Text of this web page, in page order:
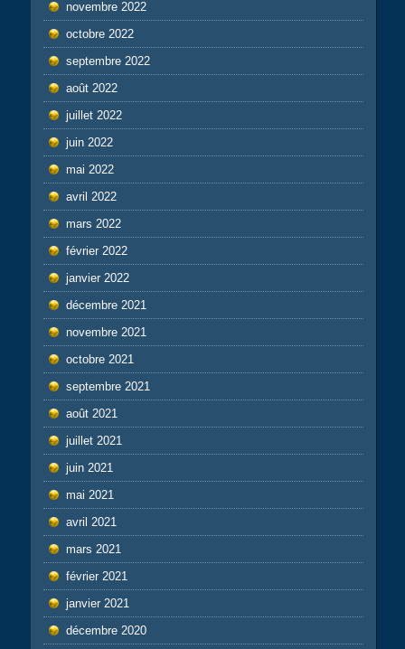
novembre 2022
octobre 2022
septembre 2022
août 2022
juillet 2022
juin 2022
mai 2022
avril 2022
mars 2022
février 2022
janvier 2022
décembre 2021
novembre 2021
octobre 2021
septembre 2021
août 2021
juillet 2021
juin 2021
mai 2021
avril 2021
mars 2021
février 2021
janvier 2021
décembre 2020